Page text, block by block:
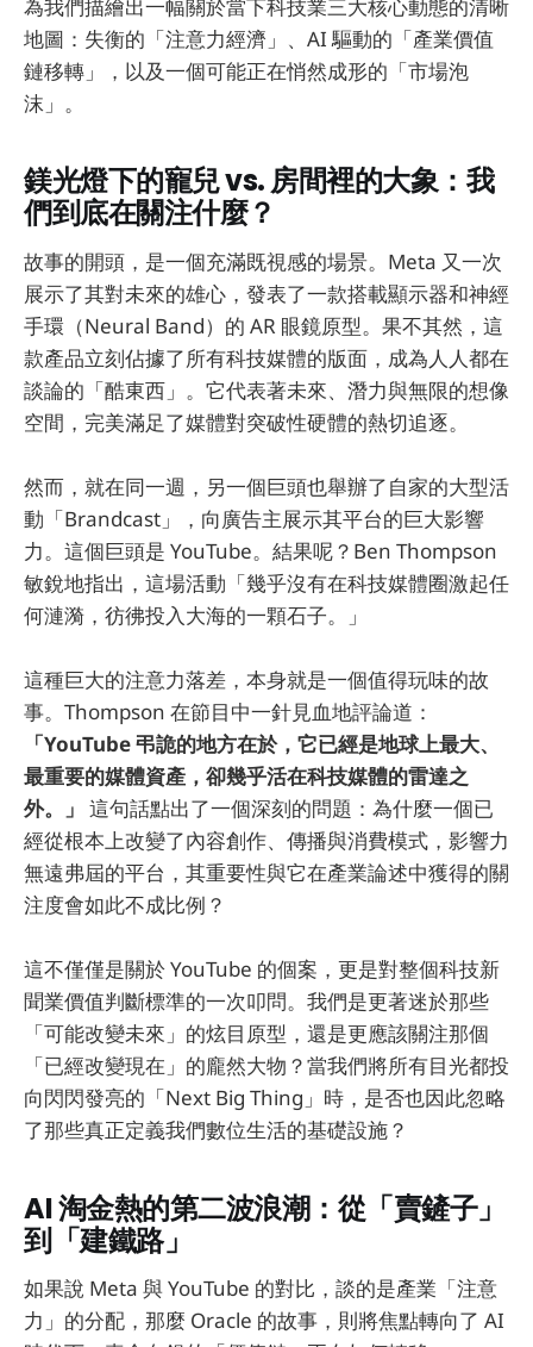
為我們描繪出一幅關於當下科技業三大核心動態的清晰
地圖：失衡的「注意力經濟」、AI 驅動的「產業價值
鏈移轉」，以及一個可能正在悄然成形的「市場泡
沫」。
鎂光燈下的寵兒 vs. 房間裡的大象：我
們到底在關注什麼？
故事的開頭，是一個充滿既視感的場景。Meta 又一次
展示了其對未來的雄心，發表了一款搭載顯示器和神經
手環（Neural Band）的 AR 眼鏡原型。果不其然，這
款產品立刻佔據了所有科技媒體的版面，成為人人都在
談論的「酷東西」。它代表著未來、潛力與無限的想像
空間，完美滿足了媒體對突破性硬體的熱切追逐。
然而，就在同一週，另一個巨頭也舉辦了自家的大型活
動「Brandcast」，向廣告主展示其平台的巨大影響
力。這個巨頭是 YouTube。結果呢？Ben Thompson
敏銳地指出，這場活動「幾乎沒有在科技媒體圈激起任
何漣漪，彷彿投入大海的一顆石子。」
這種巨大的注意力落差，本身就是一個值得玩味的故
事。Thompson 在節目中一針見血地評論道：
「YouTube 弔詭的地方在於，它已經是地球上最大、
最重要的媒體資產，卻幾乎活在科技媒體的雷達之
外。」 這句話點出了一個深刻的問題：為什麼一個已
經從根本上改變了內容創作、傳播與消費模式，影響力
無遠弗屆的平台，其重要性與它在產業論述中獲得的關
注度會如此不成比例？
這不僅僅是關於 YouTube 的個案，更是對整個科技新
聞業價值判斷標準的一次叩問。我們是更著迷於那些
「可能改變未來」的炫目原型，還是更應該關注那個
「已經改變現在」的龐然大物？當我們將所有目光都投
向閃閃發亮的「Next Big Thing」時，是否也因此忽略
了那些真正定義我們數位生活的基礎設施？
AI 淘金熱的第二波浪潮：從「賣鏟子」
到「建鐵路」
如果說 Meta 與 YouTube 的對比，談的是產業「注意
力」的分配，那麼 Oracle 的故事，則將焦點轉向了 AI